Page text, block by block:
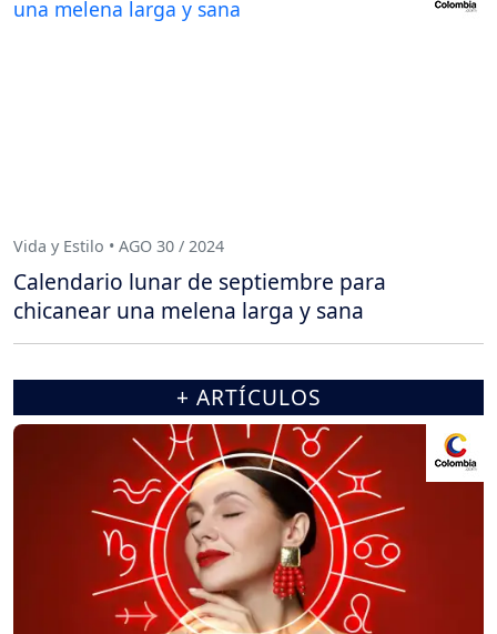
Vida y Estilo • AGO 30 / 2024
Calendario lunar de septiembre para
chicanear una melena larga y sana
+ ARTÍCULOS